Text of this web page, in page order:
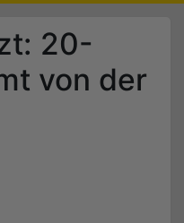
20-
von der